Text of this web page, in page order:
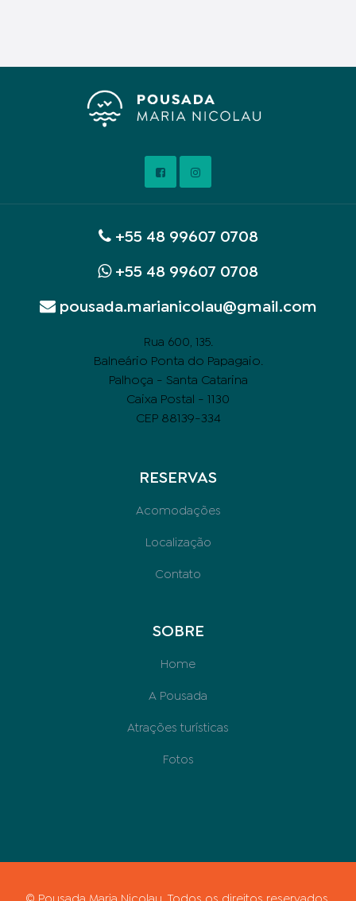
+55 48 99607 0708
+55 48 99607 0708
pousada.marianicolau@gmail.com
Rua 600, 135.
Balneário Ponta do Papagaio.
Palhoça - Santa Catarina
Caixa Postal - 1130
CEP 88139-334
RESERVAS
Acomodações
Localização
Contato
SOBRE
Home
A Pousada
Atrações turísticas
Fotos